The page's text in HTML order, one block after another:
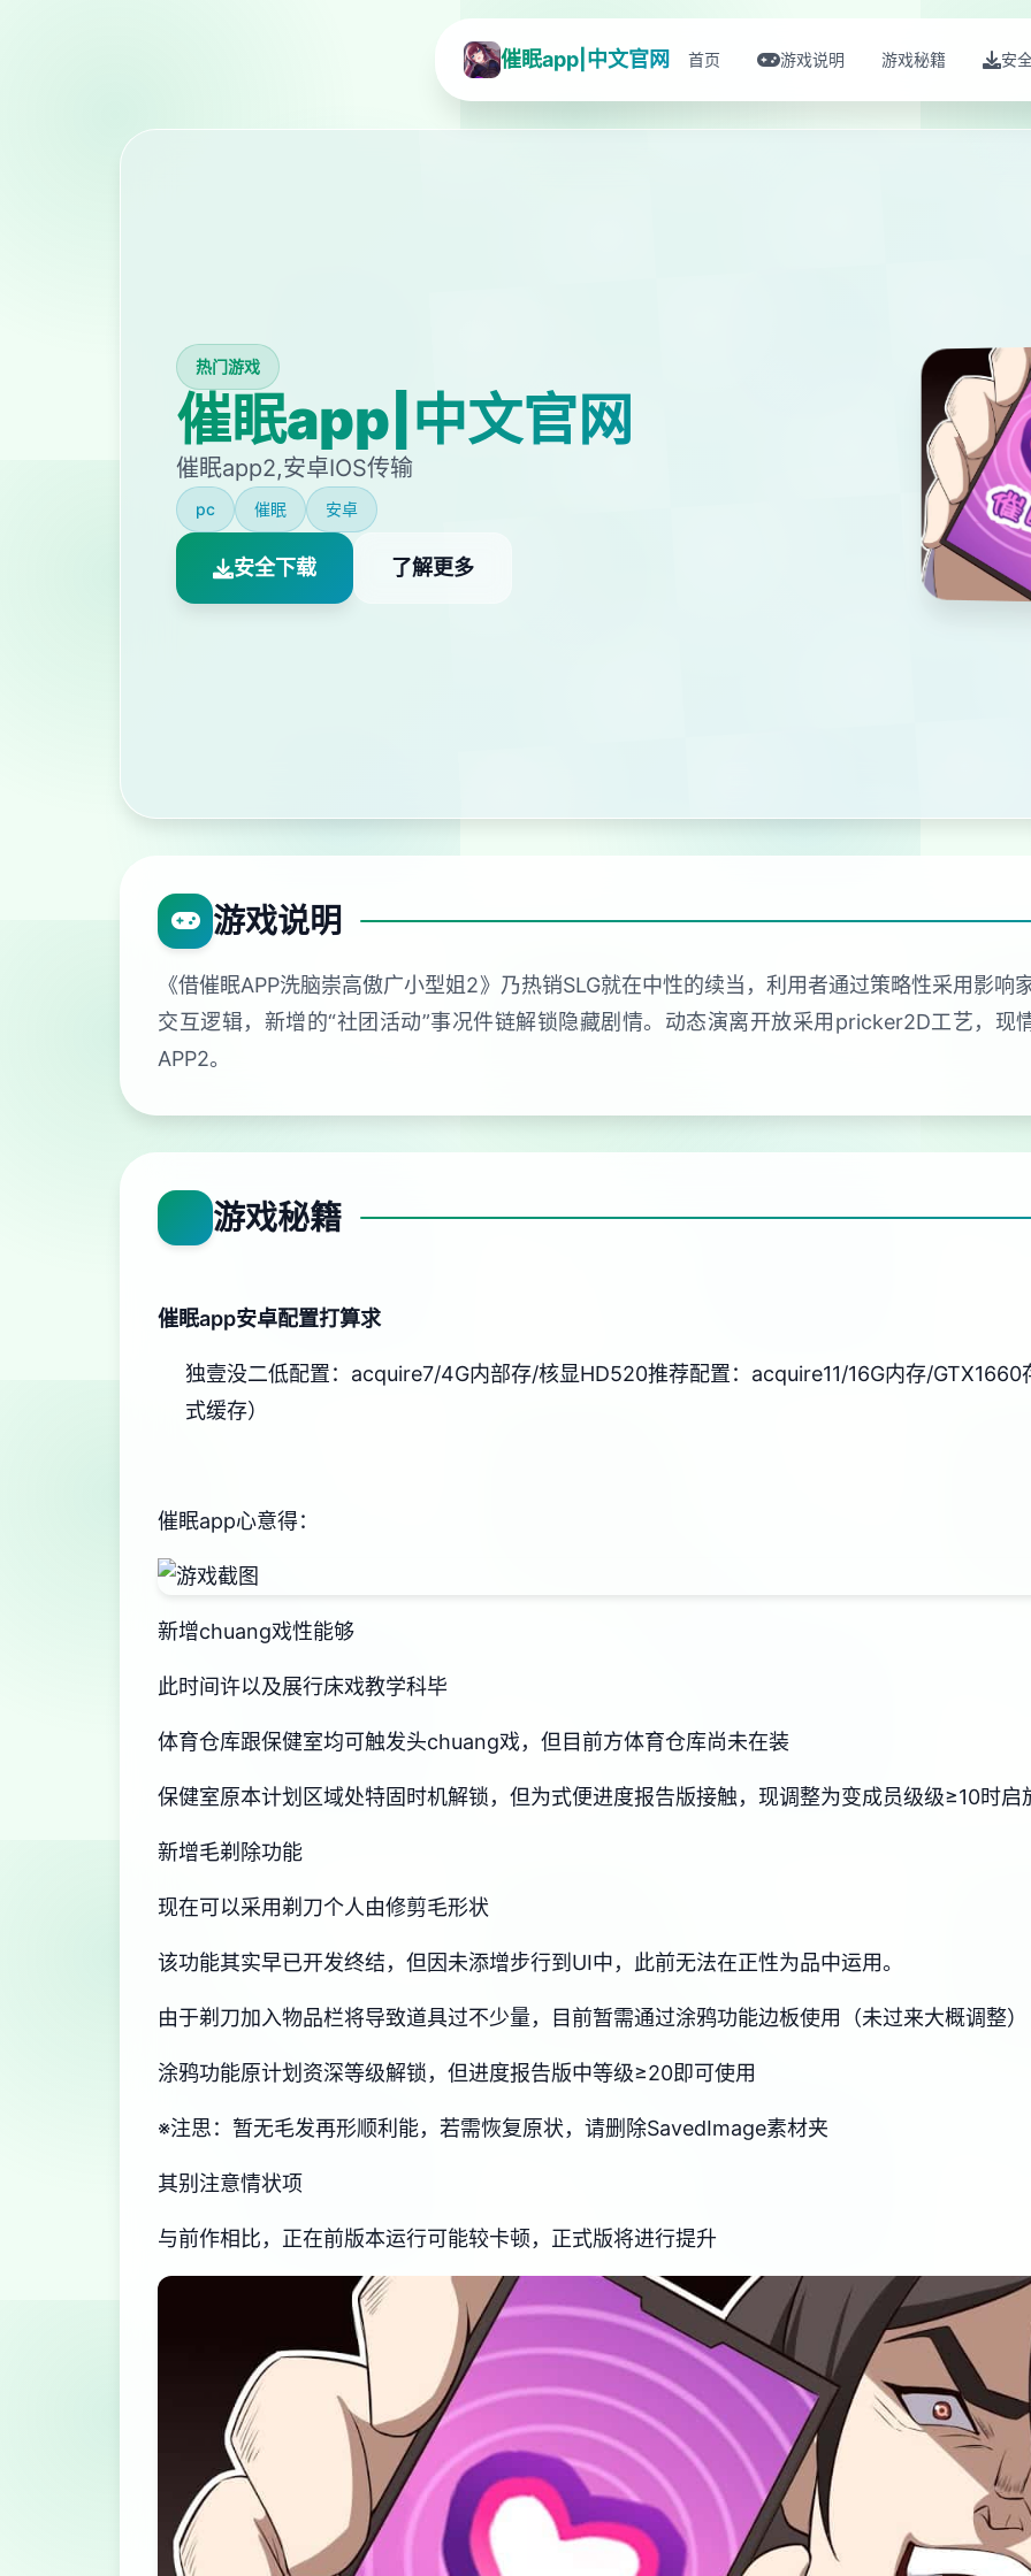
催眠app|中文官网 首页 游戏说明 游戏秘籍 安
热门游戏
催眠app|中文官网
催眠app2,安卓IOS传输
pc 催眠 安卓
安全下载 了解更多
游戏说明
《借催眠APP洗脑崇高傲广小型姐2》乃热销SLG就在中性的续当，利用者通过策略性采用影
交互逻辑，新增的“社团活动”事况件链解锁隐藏剧情。动态演离开放采用pricker2D工艺，
APP2。
游戏秘籍
催眠app安卓配置打算求
​独壹没二低配置​​：acquire7/4G内部存/核显HD520​推荐配置​​：acquire11/16G内存/GTX1660
式缓存）
催眠app心意得：
新增chuang戏性能够
此时间许以及展行床戏教学科毕
体育仓库跟保健室均可触发头chuang戏，但目前方体育仓库尚未在装
保健室原本计划区域处特固时机解锁，但为式便进度报告版接触，现调整为变成员级级≥10时启
新增毛剃除功能
现在可以采用剃刀个人由修剪毛形状
该功能其实早已开发终结，但因未添增步行到UI中，此前无法在正性为品中运用。
由于剃刀加入物品栏将导致道具过不少量，目前暂需通过涂鸦功能边板使用（未过来大概调整）
涂鸦功能原计划资深等级解锁，但进度报告版中等级≥20即可使用
※注思：暂无毛发再形顺利能，若需恢复原状，请删除SavedImage素材夹
其别注意情状项
与前作相比，正在前版本运行可能较卡顿，正式版将进行提升